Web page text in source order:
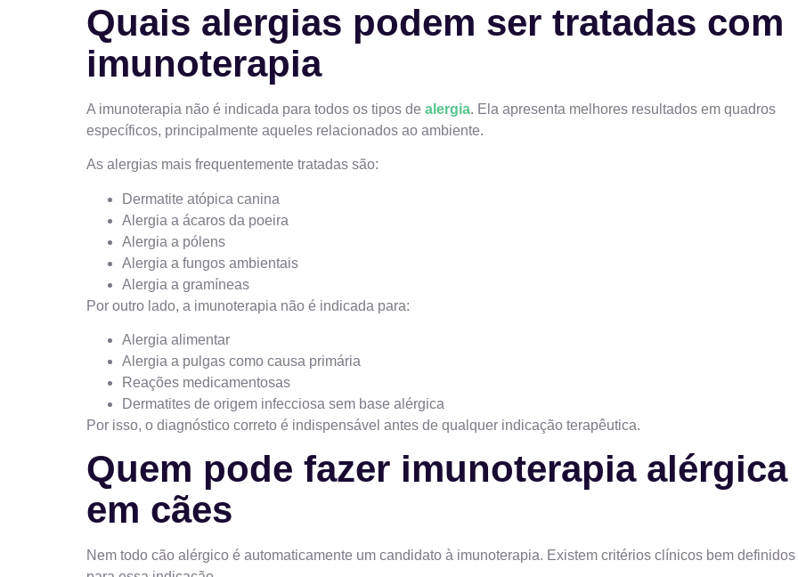
Quais alergias podem ser tratadas com
imunoterapia
A imunoterapia não é indicada para todos os tipos de alergia. Ela apresenta melhores resultados em quadros
específicos, principalmente aqueles relacionados ao ambiente.
As alergias mais frequentemente tratadas são:
Dermatite atópica canina
Alergia a ácaros da poeira
Alergia a pólens
Alergia a fungos ambientais
Alergia a gramíneas
Por outro lado, a imunoterapia não é indicada para:
Alergia alimentar
Alergia a pulgas como causa primária
Reações medicamentosas
Dermatites de origem infecciosa sem base alérgica
Por isso, o diagnóstico correto é indispensável antes de qualquer indicação terapêutica.
Quem pode fazer imunoterapia alérgica
em cães
Nem todo cão alérgico é automaticamente um candidato à imunoterapia. Existem critérios clínicos bem definidos